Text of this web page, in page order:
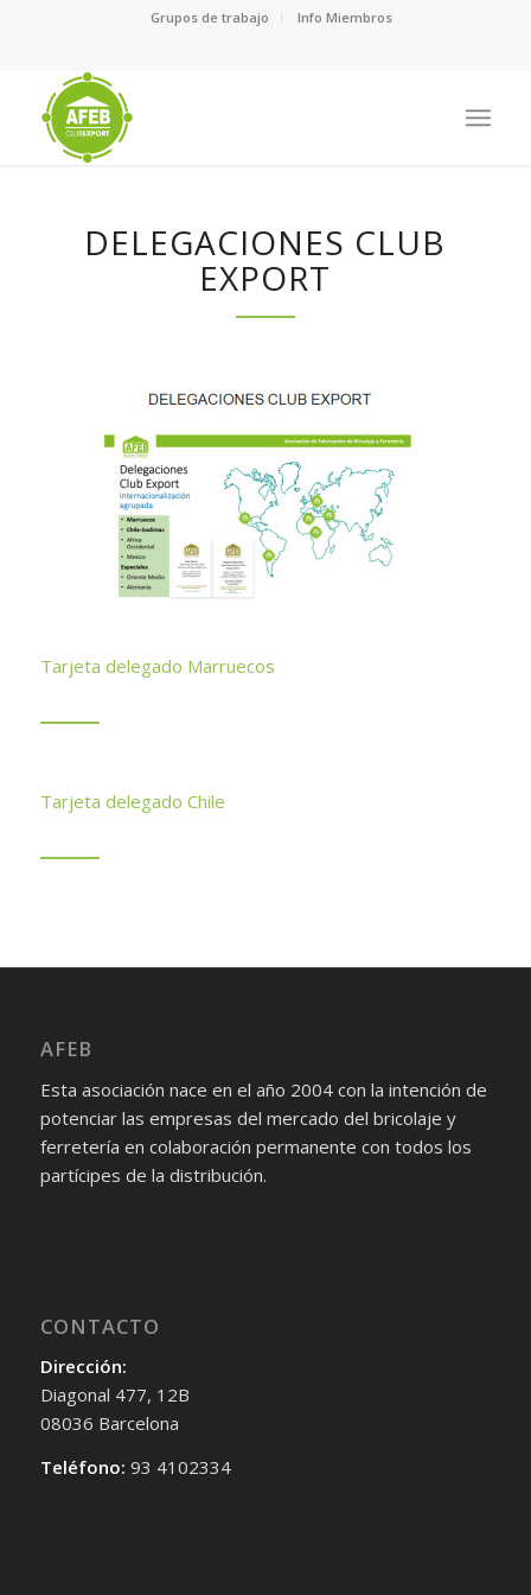
Grupos de trabajo Info Miembros
DELEGACIONES CLUB
EXPORT
Tarjeta delegado Marruecos
Tarjeta delegado Chile
AFEB
Esta asociación nace en el año 2004 con la intención de
potenciar las empresas del mercado del bricolaje y
ferretería en colaboración permanente con todos los
partícipes de la distribución.
CONTACTO
Dirección:
Diagonal 477, 12B
08036 Barcelona
Teléfono: 93 4102334